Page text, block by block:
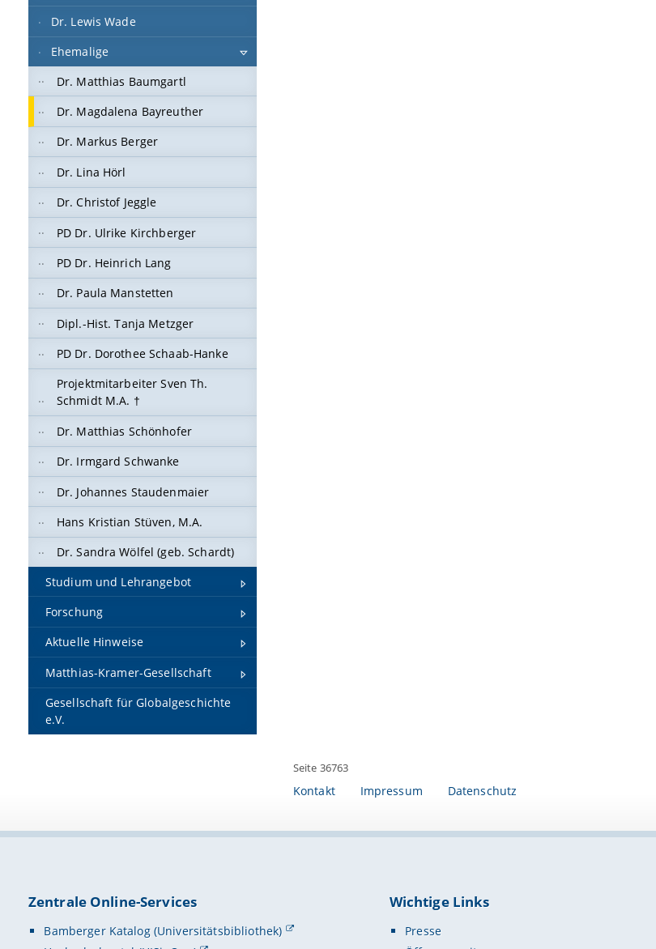
Dr. Lewis Wade
Ehemalige
Dr. Matthias Baumgartl
Dr. Magdalena Bayreuther
Dr. Markus Berger
Dr. Lina Hörl
Dr. Christof Jeggle
PD Dr. Ulrike Kirchberger
PD Dr. Heinrich Lang
Dr. Paula Manstetten
Dipl.-Hist. Tanja Metzger
PD Dr. Dorothee Schaab-Hanke
Projektmitarbeiter Sven Th.
Schmidt M.A. †
Dr. Matthias Schönhofer
Dr. Irmgard Schwanke
Dr. Johannes Staudenmaier
Hans Kristian Stüven, M.A.
Dr. Sandra Wölfel (geb. Schardt)
Studium und Lehrangebot
Forschung
Aktuelle Hinweise
Matthias-Kramer-Gesellschaft
Gesellschaft für Globalgeschichte
e.V.
Seite 36763
Kontakt Impressum Datenschutz
Zentrale Online-Services
Bamberger Katalog (Universitätsbibliothek)
Wichtige Links
Presse